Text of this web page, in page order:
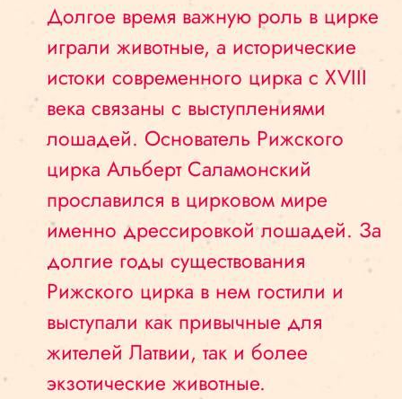
Долгое время важную роль в цирке
играли животные, а исторические
истоки современного цирка с XVIII
века связаны с выступлениями
лошадей. Основатель Рижского
цирка Альберт Саламонский
прославился в цирковом мире
именно дрессировкой лошадей. За
долгие годы существования
Рижского цирка в нем гостили и
выступали как привычные для
жителей Латвии, так и более
экзотические животные.